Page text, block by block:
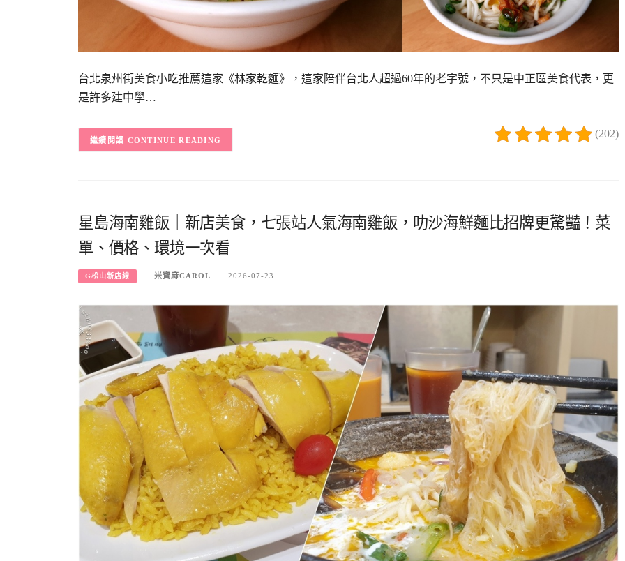
台北泉州街美食小吃推薦這家《林家乾麵》，這家陪伴台北人超過60年的老字號，不只是中正區美食代表，更
是許多建中學…
(202)
CONTINUE READING
星島海南雞飯｜新店美食，七張站人氣海南雞飯，叻沙海鮮麵比招牌更驚豔！菜
單、價格、環境一次看
G松山新店線 米寶麻CAROL 2026-07-23